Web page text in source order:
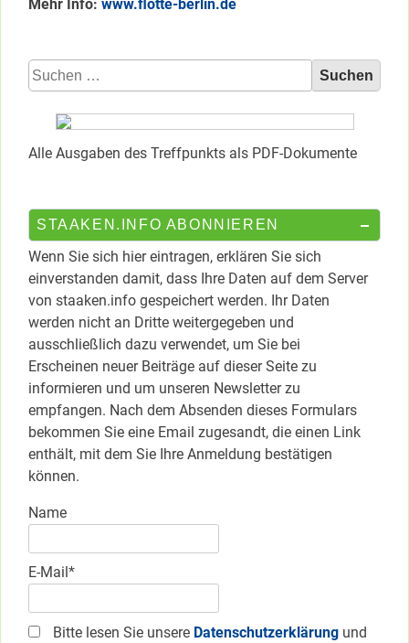
Mehr Info: www.flotte-berlin.de
Suchen
nach:
Alle Ausgaben des Treffpunkts als PDF-Dokumente
STAAKEN.INFO ABONNIEREN
Wenn Sie sich hier eintragen, erklären Sie sich
einverstanden damit, dass Ihre Daten auf dem Server
von staaken.info gespeichert werden. Ihr Daten
werden nicht an Dritte weitergegeben und
ausschließlich dazu verwendet, um Sie bei
Erscheinen neuer Beiträge auf dieser Seite zu
informieren und um unseren Newsletter zu
empfangen. Nach dem Absenden dieses Formulars
bekommen Sie eine Email zugesandt, die einen Link
enthält, mit dem Sie Ihre Anmeldung bestätigen
können.
Name
E-Mail*
Bitte lesen Sie unsere Datenschutzerklärung und